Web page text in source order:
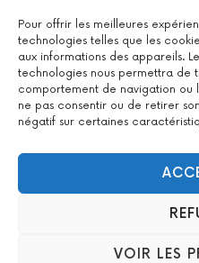
Pour offrir les meilleures
technologies telles que les
aux informations des appareils.
technologies nous permettra de
comportement de navigation ou
ne pas consentir ou de retirer
négatif sur certaines
VOIR LES
La certification qualité a été
suivante : actions de
2022 All Positive – Tous